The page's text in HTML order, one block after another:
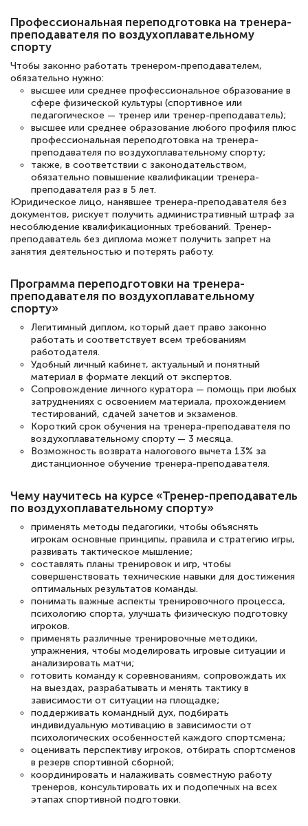
Всем добрый день! Я прошла курс
повышени каалификации по
специальности «Тренер-преподаватель
по тяжелой атлетике»! Хочется
подчеркуть, что при обращении
оперативно связались со мной
специалисты, ответили на все
интересующие вопросы и в течении
двух…
Светлана К
10 марта 2026
Оставила заявку на обучение онлайн, мне
быстро ответили, разъяснили все детали.
Обучение понравилось: огромное
количество тематической литературы,
пособий и учебников доступно на время
прохождения курса, удобная система
аттестации, проблем не возникло ни на
каком этапе…
Профессиональная переподготовка на тренера-
преподавателя по воздухоплавательному
спорту
Чтобы законно работать тренером-преподавателем,
обязательно нужно:
высшее или среднее профессиональное образование в
сфере физической культуры (спортивное или
педагогическое — тренер или тренер-преподаватель);
высшее или среднее образование любого профиля плюс
профессиональная переподготовка на тренера-
преподавателя по воздухоплавательному спорту;
также, в соответствии с законодательством,
обязательно повышение квалификации тренера-
преподавателя раз в 5 лет.
Юридическое лицо, нанявшее тренера-преподавателя без
документов, рискует получить административный штраф за
несоблюдение квалификационных требований. Тренер-
преподаватель без диплома может получить запрет на
занятия деятельностью и потерять работу.
Программа переподготовки на тренера-
преподавателя по воздухоплавательному
спорту»
Легитимный диплом, который дает право законно
работать и соответствует всем требованиям
работодателя.
Удобный личный кабинет, актуальный и понятный
материал в формате лекций от экспертов.
Сопровождение личного куратора — помощь при любых
затруднениях с освоением материала, прохождением
тестирований, сдачей зачетов и экзаменов.
Короткий срок обучения на тренера-преподавателя по
воздухоплавательному спорту — 3 месяца.
Возможность возврата налогового вычета 13% за
дистанционное обучение тренера-преподавателя.
Чему научитесь на курсе «Тренер-преподаватель
по воздухоплавательному спорту»
применять методы педагогики, чтобы объяснять
игрокам основные принципы, правила и стратегию игры,
развивать тактическое мышление;
составлять планы тренировок и игр, чтобы
совершенствовать технические навыки для достижения
оптимальных результатов команды.
понимать важные аспекты тренировочного процесса,
психологию спорта, улучшать физическую подготовку
игроков.
применять различные тренировочные методики,
упражнения, чтобы моделировать игровые ситуации и
анализировать матчи;
готовить команду к соревнованиям, сопровождать их
на выездах, разрабатывать и менять тактику в
зависимости от ситуации на площадке;
поддерживать командный дух, подбирать
индивидуальную мотивацию в зависимости от
психологических особенностей каждого спортсмена;
оценивать перспективу игроков, отбирать спортсменов
в резерв спортивной сборной;
координировать и налаживать совместную работу
тренеров, консультировать их и подопечных на всех
этапах спортивной подготовки.